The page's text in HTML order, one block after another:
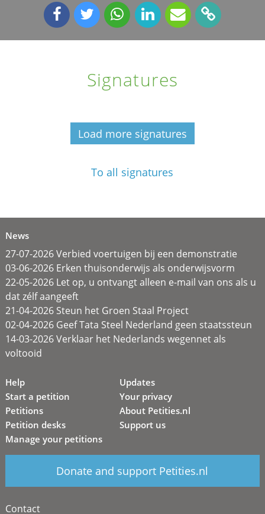
Signatures
Load more signatures
To all signatures
News
27-07-2026 Verbied voertuigen bij een demonstratie
03-06-2026 Erken thuisonderwijs als onderwijsvorm
22-05-2026 Let op, u ontvangt alleen e-mail van ons als u
dat zélf aangeeft
21-04-2026 Steun het Groen Staal Project
02-04-2026 Geef Tata Steel Nederland geen staatssteun
14-03-2026 Verklaar het Nederlands wegennet als
voltooid
Help
Start a petition
Petitions
Petition desks
Manage your petitions
Updates
Your privacy
About Petities.nl
Support us
Donate and support Petities.nl
Contact